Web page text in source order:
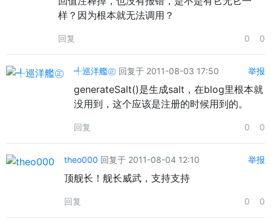
样？因为根本就无法调用？
回复 0 0
╃巡洋艦㊣ 回复于 2011-08-03 17:50 举报
generateSalt()是生成salt，在blog里根本就
没用到，这个应该是注册的时候用到的。
回复 0 0
theo000 回复于 2011-08-04 12:10 举报
顶舰长！舰长威武，支持支持
回复 0 0